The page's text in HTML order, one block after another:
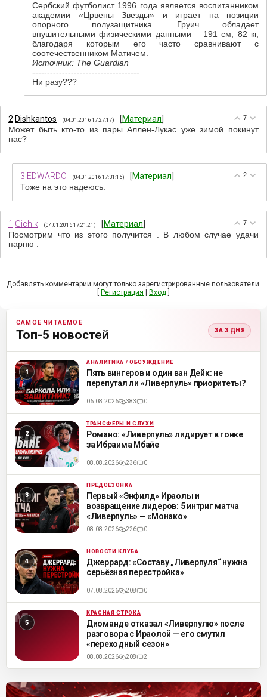
Сербский футболист 1996 года является воспитанником
академии «Црвены Звезды» и играет на позиции
опорного полузащитника. Груич обладает
внушительными физическими данными – 191 см, 82 кг,
благодаря которым его часто сравнивают с
соотечественником Матичем.
Источник: The Guardian
------------------------------------
Ни разу???
7
2 Dishkantos (04.01.2016 17:27:17) [Материал
Может быть кто-то из пары Аллен-Лукас уже зимой покинут
нас?
2
3 EDWARDO (04.01.2016 17:31:16) [Материал
Тоже на это надеюсь.
7
1 Gichik (04.01.2016 17:21:21) [Материал
Посмотрим что из этого получится . В любом случае удачи
парню .
Добавлять комментарии могут только зарегистрированные пользователи.
Регистрация Вход
САМОЕ ЧИТАЕМОЕ
Топ-5 новостей ЗА 3 ДНЯ
ML АНАЛИТИКА / ОБСУЖДЕНИЕ
Пять вингеров и один ван Дейк: не
перепутал ли «Ливерпуль» приоритеты?
06.08.2026 383 0
ML ТРАНСФЕРЫ И СЛУХИ
Романо: «Ливерпуль» лидирует в гонке
за Ибраима Мбайе
08.08.2026 236 0
ML ПРЕДСЕЗОНКА
Первый «Энфилд» Ираолы и
возвращение лидеров: 5 интриг матча
«Ливерпуль» — «Монако»
08.08.2026 226 0
ML НОВОСТИ КЛУБА
Джеррард: «Составу „Ливерпуля“ нужна
серьёзная перестройка»
07.08.2026 208 0
ML КРАСНАЯ СТРОКА
Диоманде отказал «Ливерпулю» после
разговора с Ираолой — его смутил
«переходный сезон»
08.08.2026 208 2